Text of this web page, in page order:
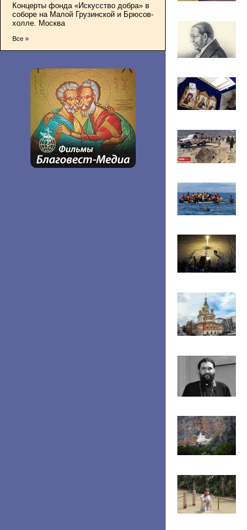
Концерты фонда «Искусство добра» в
соборе на Малой Грузинской и Брюсов-
холле. Москва
Все »